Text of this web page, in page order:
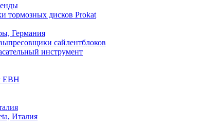
тормозных дисков Prokat
Германия
сайлентблоков
инструмент
EBH
Италия